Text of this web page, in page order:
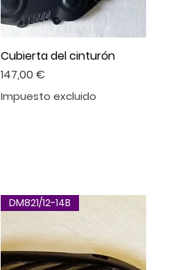
Cubierta del cinturón
Precio
147,00 €
Impuesto excluido
DM821/12-14B